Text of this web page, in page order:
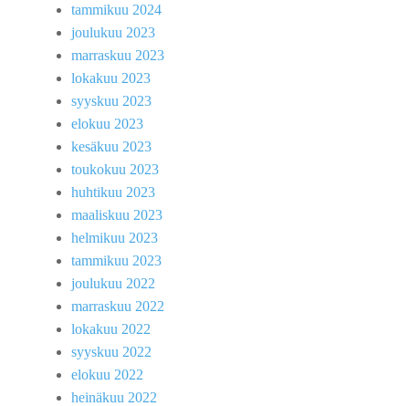
tammikuu 2024
joulukuu 2023
marraskuu 2023
lokakuu 2023
syyskuu 2023
elokuu 2023
kesäkuu 2023
toukokuu 2023
huhtikuu 2023
maaliskuu 2023
helmikuu 2023
tammikuu 2023
joulukuu 2022
marraskuu 2022
lokakuu 2022
syyskuu 2022
elokuu 2022
heinäkuu 2022